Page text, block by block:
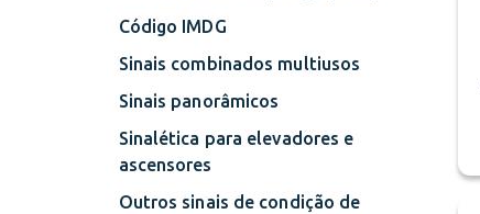
Código IMDG
Sinais combinados multiusos
Sinais panorâmicos
Sinalética para elevadores e
ascensores
Outros sinais de condição de